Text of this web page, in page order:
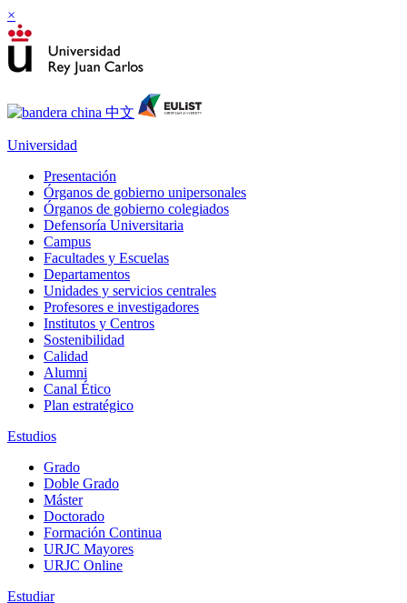
×
Universidad
Presentación
Órganos de gobierno unipersonales
Órganos de gobierno colegiados
Defensoría Universitaria
Campus
Facultades y Escuelas
Departamentos
Unidades y servicios centrales
Profesores e investigadores
Institutos y Centros
Sostenibilidad
Calidad
Alumni
Canal Ético
Plan estratégico
Estudios
Grado
Doble Grado
Máster
Doctorado
Formación Continua
URJC Mayores
URJC Online
Estudiar